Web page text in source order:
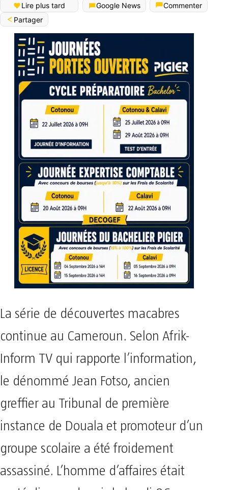
Lire plus tard Google News
Commenter
Partager
La série de découvertes macabres
continue au Cameroun. Selon Afrik-
Inform TV qui rapporte l’information,
le dénommé Jean Fotso, ancien
greffier au Tribunal de première
instance de Douala et promoteur d’un
groupe scolaire a été froidement
assassiné. L’homme d’affaires était